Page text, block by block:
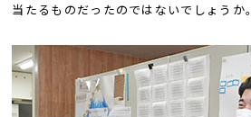
当たるものだったのではないでしょうか。